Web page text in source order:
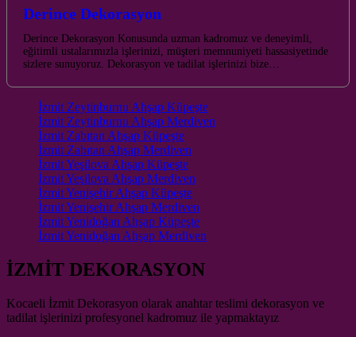
Derince Dekorasyon
Derince Dekorasyon Konusunda uzman kadromuz ve deneyimli,
eğitimli ustalarımızla işlerinizi, müşteri memnuniyeti hassasiyetinde
sizlere sunuyoruz. Dekorasyon ve tadilat işlerinizi bize…
İzmit Zeytinburnu Ahşap Küpeşte
İzmit Zeytinburnu Ahşap Merdiven
İzmit Zabıtan Ahşap Küpeşte
İzmit Zabıtan Ahşap Merdiven
İzmit Yeşilova Ahşap Küpeşte
İzmit Yeşilova Ahşap Merdiven
İzmit Yenişehir Ahşap Küpeşte
İzmit Yenişehir Ahşap Merdiven
İzmit Yenidoğan Ahşap Küpeşte
İzmit Yenidoğan Ahşap Merdiven
İZMİT DEKORASYON
Kocaeli İzmit Dekorasyon olarak anahtar teslimi dekorasyon ve
tadilat işlerinizi profesyonel kadromuz ile yapmaktayız